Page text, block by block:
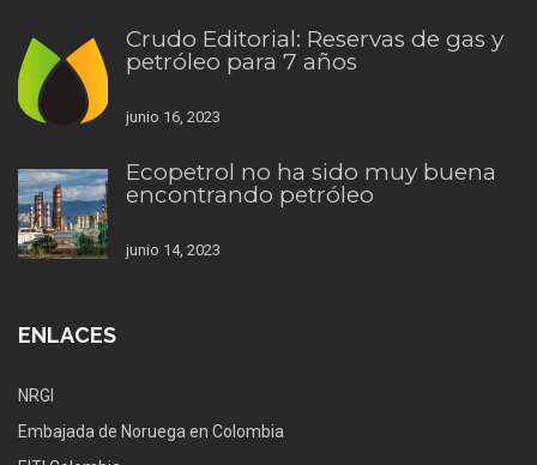
Crudo Editorial: Reservas de gas y
petróleo para 7 años
junio 16, 2023
Ecopetrol no ha sido muy buena
encontrando petróleo
junio 14, 2023
ENLACES
NRGI
Embajada de Noruega en Colombia